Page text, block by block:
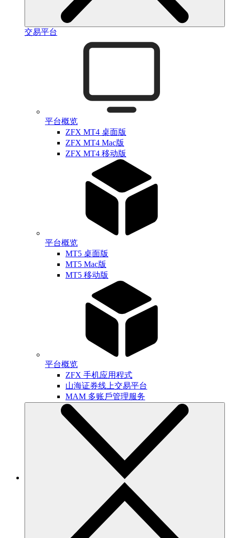
交易平台
平台概览
ZFX MT4 桌面版
ZFX MT4 Mac版
ZFX MT4 移动版
平台概览
MT5 桌面版
MT5 Mac版
MT5 移动版
平台概览
ZFX 手机应用程式
山海证券线上交易平台
MAM 多账戶管理服务